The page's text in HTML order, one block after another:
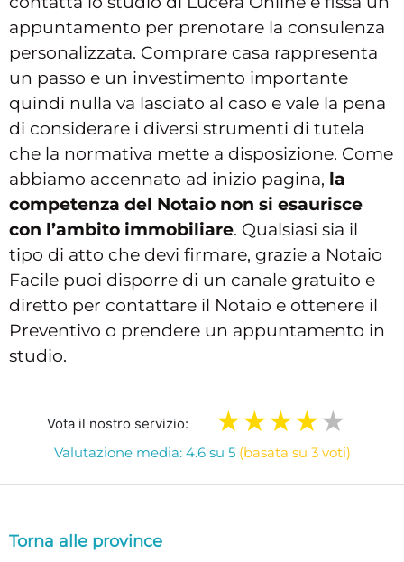
appuntamento per prenotare la consulenza
personalizzata. Comprare casa rappresenta
un passo e un investimento importante
quindi nulla va lasciato al caso e vale la pena
di considerare i diversi strumenti di tutela
che la normativa mette a disposizione. Come
abbiamo accennato ad inizio pagina, la
competenza del Notaio non si esaurisce
con l’ambito immobiliare. Qualsiasi sia il
tipo di atto che devi firmare, grazie a Notaio
Facile puoi disporre di un canale gratuito e
diretto per contattare il Notaio e ottenere il
Preventivo o prendere un appuntamento in
studio.
Vota il nostro servizio:
Valutazione media: 4.6 su 5 (basata su 3 voti)
Torna alle province